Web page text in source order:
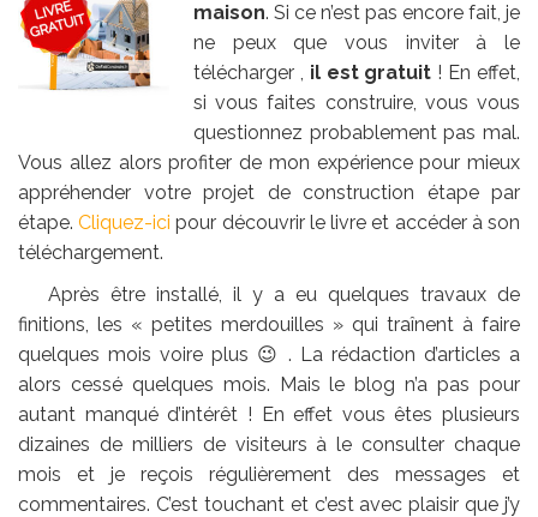
maison. Si ce n’est pas encore fait, je
ne peux que vous inviter à le
télécharger , il est gratuit ! En effet,
si vous faites construire, vous vous
questionnez probablement pas mal.
Vous allez alors profiter de mon expérience pour mieux
appréhender votre projet de construction étape par
étape.Cliquez-ici pour découvrir le livre et accéder à son
téléchargement.
Après être installé, il y a eu quelques travaux de
finitions, les « petites merdouilles » qui traînent à faire
quelques mois voire plus 😉 . La rédaction d’articles a
alors cessé quelques mois. Mais le blog n’a pas pour
autant manqué d’intérêt ! En effet vous êtes plusieurs
dizaines de milliers de visiteurs à le consulter chaque
mois et je reçois régulièrement des messages et
commentaires. C’est touchant et c’est avec plaisir que j’y